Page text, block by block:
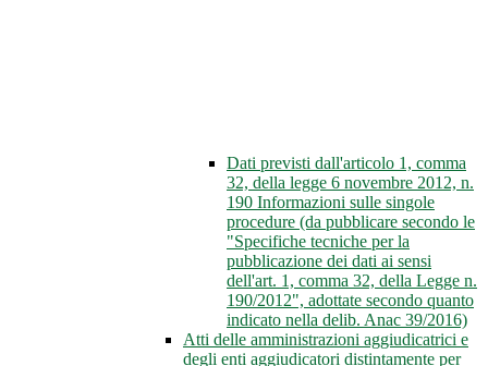
Dati previsti dall'articolo 1, comma
32, della legge 6 novembre 2012, n.
190 Informazioni sulle singole
procedure (da pubblicare secondo le
"Specifiche tecniche per la
pubblicazione dei dati ai sensi
dell'art. 1, comma 32, della Legge n.
190/2012", adottate secondo quanto
indicato nella delib. Anac 39/2016)
Atti delle amministrazioni aggiudicatrici e
degli enti aggiudicatori distintamente per